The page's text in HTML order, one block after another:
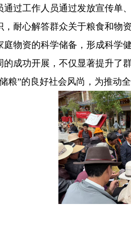
工作人员通过发放宣传单、
耐心解答群众关于粮食和物
物资的科学储备，形成科学
功开展，不仅显著提升了群
粮”的良好社会风尚，为推动